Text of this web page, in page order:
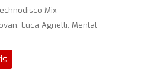
Mix
, Luca Agnelli, Mental